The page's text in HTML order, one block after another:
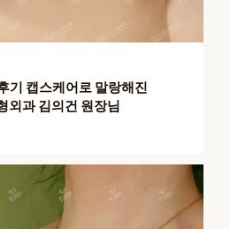
기 캡스케어로 말랑해진
외과 김의건 원장님